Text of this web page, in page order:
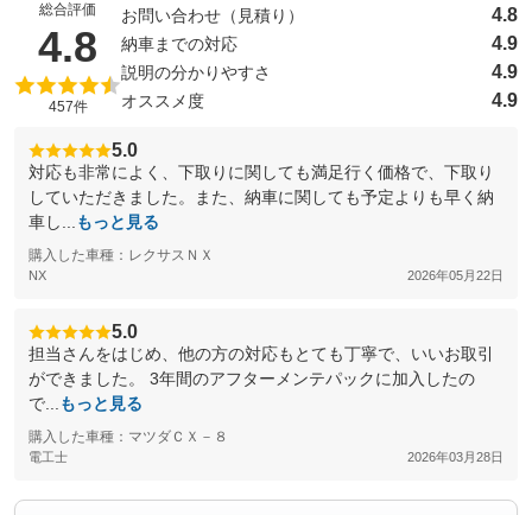
総合評価
4.8 （5点満点中）
457件
お問い合わせ（見積り） 4.8
納車までの対応 4.9
説明の分かりやすさ 4.9
オススメ度 4.9
5.0
対応も非常によく、下取りに関しても満足行く価格で、下取り
していただきました。また、納車に関しても予定よりも早く納
車し...
もっと見る
購入した車種：レクサスＮＸ
NX 2026年05月22日
5.0
担当さんをはじめ、他の方の対応もとても丁寧で、いいお取引
ができました。 3年間のアフターメンテパックに加入したの
で...
もっと見る
購入した車種：マツダＣＸ－８
電工士 2026年03月28日